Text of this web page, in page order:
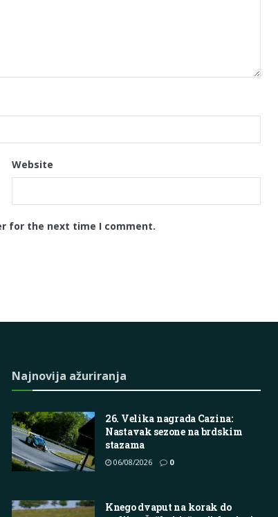
Website
for the next time I comment.
Najnovija ažuriranja
26. Velika nagrada Cazina:
Nastavak sezone na brdskim
stazama
06/08/2026 0
Knego dvaput na korak do